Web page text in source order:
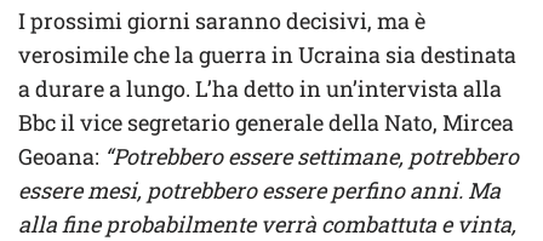
I prossimi giorni saranno decisivi, ma è
verosimile che la guerra in Ucraina sia destinata
a durare a lungo. L’ha detto in un’intervista alla
Bbc il vice segretario generale della Nato, Mircea
Geoana: “Potrebbero essere settimane, potrebbero
essere mesi, potrebbero essere perfino anni. Ma
alla fine probabilmente verrà combattuta e vinta,